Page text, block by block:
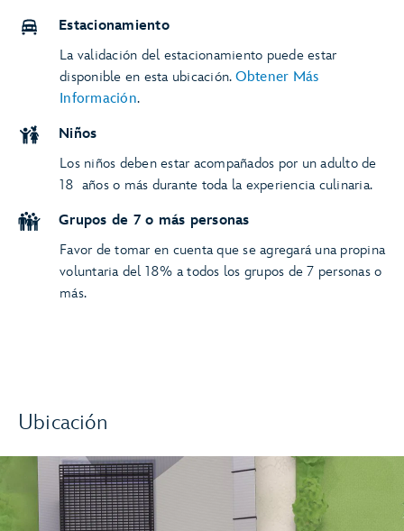
Ubicación
Estacionamiento
La validación del estacionamiento puede estar
disponible en esta ubicación. Obtener Más
Información.
Niños
Los niños deben estar acompañados por un adulto de
18 años o más durante toda la experiencia culinaria.
Grupos de 7 o más personas
Favor de tomar en cuenta que se agregará una propina
voluntaria del 18% a todos los grupos de 7 personas o
más.